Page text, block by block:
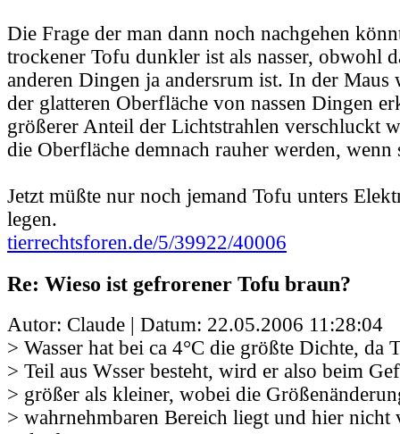
Die Frage der man dann noch nachgehen
trockener Tofu dunkler ist als nasser, obwohl
anderen Dingen ja andersrum ist. In der Maus
der glatteren Oberfläche von nassen Dingen
größerer Anteil der Lichtstrahlen verschluckt
die Oberfläche demnach rauher werden, wenn
Jetzt müßte nur noch jemand Tofu unters
legen.
tierrechtsforen.de/5/39922/40006
Re: Wieso ist gefrorener Tofu braun?
Autor: Claude | Datum: 22.05.2006 11:28:04
> Wasser hat bei ca 4°C die größte Dichte, da
> Teil aus Wsser besteht, wird er also beim
> größer als kleiner, wobei die
> wahrnehmbaren Bereich liegt und hier nicht